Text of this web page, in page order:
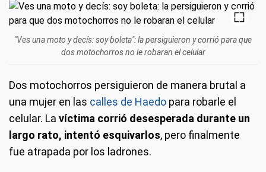
"Ves una moto y decís: soy boleta": la persiguieron y corrió para que
dos motochorros no le robaran el celular
Dos motochorros persiguieron de manera brutal a
una mujer en las calles de Haedo para robarle el
celular. La víctima corrió desesperada durante un
largo rato, intentó esquivarlos, pero finalmente
fue atrapada por los ladrones.